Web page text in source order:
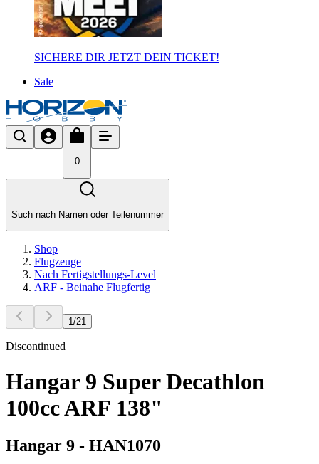
SICHERE DIR JETZT DEIN TICKET!
Sale
0
Such nach Namen oder Teilenummer
Shop
Flugzeuge
Nach Fertigstellungs-Level
ARF - Beinahe Flugfertig
1/21
Discontinued
Hangar 9 Super Decathlon
100cc ARF 138"
Hangar 9 - HAN1070